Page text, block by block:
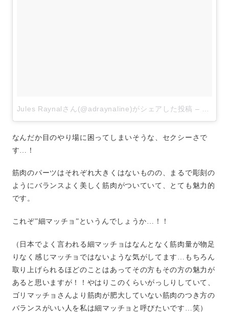
Jules Raynalさん(@adraynaline)がシェアした投稿 –
なんだか目のやり場に困ってしまいそうな、セクシーさで
す…！
筋肉のパーツはそれぞれ大きくはないものの、まるで彫刻の
ようにバランスよく美しく筋肉がついていて、とても魅力的
です。
これぞ”細マッチョ”というんでしょうか…！！
（日本でよく言われる細マッチョはなんとなく筋肉量が物足
りなく感じマッチョではないような気がしてます…もちろん
取り上げられるほどのことはあってその方もその方の魅力が
あると思いますが！！やはりこのくらいがっしりしていて、
ゴリマッチョさんより筋肉が肥大していない筋肉のつき方の
バランスがいい人を私は細マッチョと呼びたいです…笑）